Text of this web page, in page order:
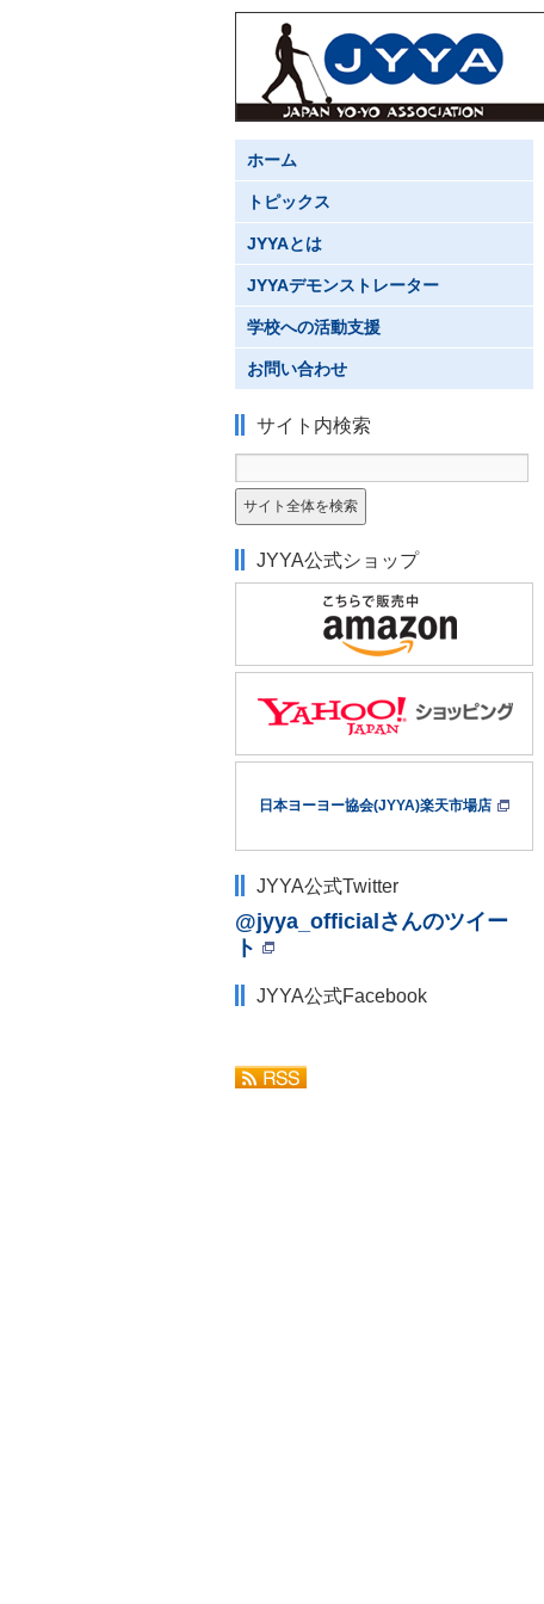
ホーム
トピックス
JYYAとは
JYYAデモンストレーター
学校への活動支援
お問い合わせ
サイト内検索
JYYA公式ショップ
日本ヨーヨー協会(JYYA)楽天市場店
JYYA公式Twitter
@jyya_officialさんのツイー
ト
JYYA公式Facebook